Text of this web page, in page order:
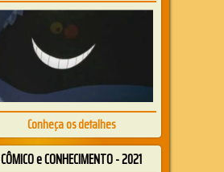
Conheça os detalhes
CÔMICO e CONHECIMENTO - 2021